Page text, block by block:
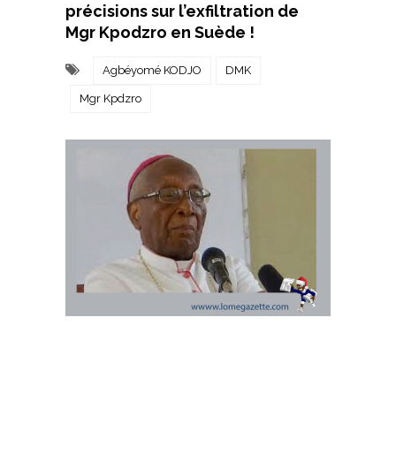
précisions sur l’exfiltration de
Mgr Kpodzro en Suède !
Agbéyomé KODJO DMK
Mgr Kpdzro